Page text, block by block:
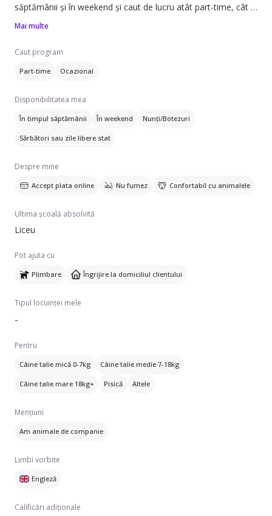
săptămânii și în weekend și caut de lucru atât part-time, cât și
ocazional.
Pot să ofer ajutor cu plimbarea și îngrijirea animalelor la
domiciliul clientului. Am experiență de 8 ani în îngrijirea
animalelor, inclusiv câini de talie mică (0-7 kg), câini de talie
am 14 pisici și 2 căței,apropiații și alte persoane nu ezita sa
ma contacteze când vine vorba de stat cu animalutele.
Vorbind despre limbile străine, pot comunica în engleză. Dacă
ezitați să mă contactați!
Mai multe
Caut program
Part-time Ocazional
Disponibilitatea mea
În timpul săptămânii În weekend Nunți/Botezuri
Sărbători sau zile libere stat
Despre mine
Accept plata online Nu fumez Confortabil cu animalele
Ultima școală absolvită
Liceu
Pot ajuta cu
Plimbare Îngrijire la domiciliul clientului
Tipul locuinței mele
-
Pentru
Câine talie mică 0-7kg Câine talie medie 7-18kg
Câine talie mare 18kg+ Pisică Altele
Mențiuni
Am animale de companie
Limbi vorbite
Engleză
Calificări adiționale